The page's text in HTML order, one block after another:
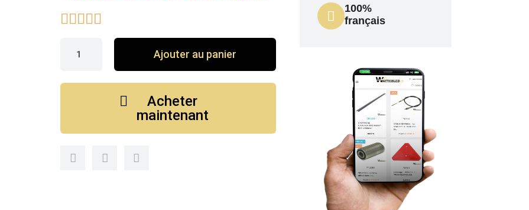
    
Ajouter au panier
Acheter
maintenant
100%
français